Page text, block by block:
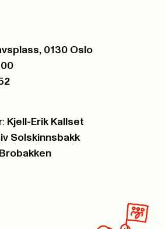
0130 Oslo
Kjell-Erik Kallset
Solskinnsbakk